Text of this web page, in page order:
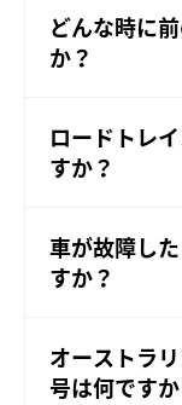
どんな時に
か？
ロードトレ
すか？
車が故障し
すか？
オーストラ
号は何ですか